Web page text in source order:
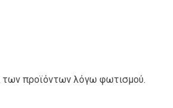
των προϊόντων λόγω φωτισμού.